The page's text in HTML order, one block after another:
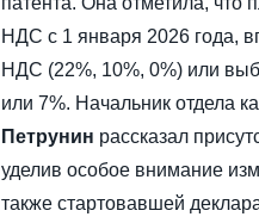
НДС с 1 января 2026 года,
НДС (22%, 10%, 0%) или
или 7%. Начальник отдела
Петрунин рассказал
уделив особое внимание
также стартовавшей